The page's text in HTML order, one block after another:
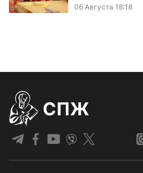
06 Августа 18:18
СПЖ